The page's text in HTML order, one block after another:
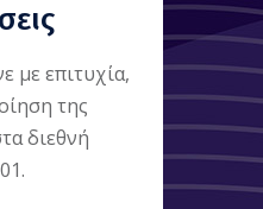
με επιτυχία,
της
διεθνή